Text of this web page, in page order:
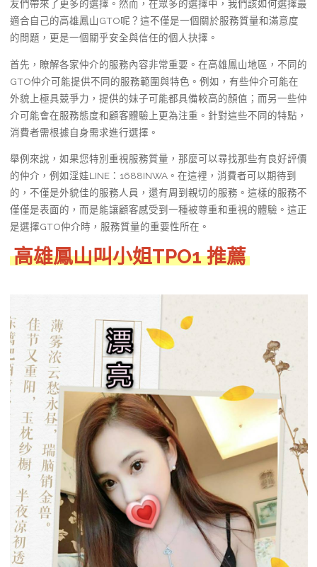
友們帶來了更多的選擇。然而，在眾多的選擇中，我們該如何選擇最
適合自己的高雄鳳山GTO呢？這不僅是一個關於服務質量和滿意度
的問題，更是一個關乎安全與信任的個人抉擇。
首先，瞭解各家仲介的服務內容非常重要。在高雄鳳山地區，不同的
GTO仲介可能提供不同的服務範圍與特色。例如，有些仲介可能在
外貌上極具競爭力，提供的妹子可能都具備較高的顏值；而另一些仲
介可能會在服務態度和顧客體驗上更為注重。針對這些不同的特點，
消費者需根據自身需求進行選擇。
舉例來說，如果您特別重視服務質量，那麼可以尋找那些有良好評價
的仲介，例如淫娃LINE：1688INWA。在這裡，消費者可以期待到
的，不僅是外貌佳的服務人員，還有周到親切的服務。這樣的服務不
僅僅是表面的，而是能讓顧客感受到一種被尊重和重視的體驗。這正
是選擇GTO仲介時，服務質量的重要性所在。
高雄鳳山叫小姐TPO1 推薦